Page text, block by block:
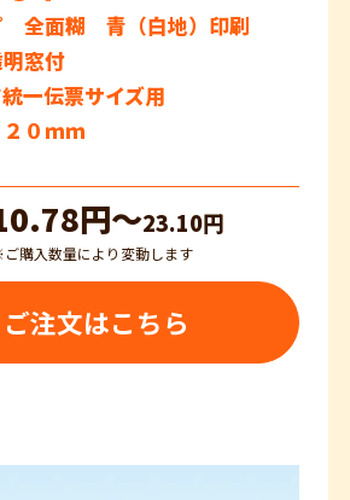
全面糊 青（白地）印刷
窓付
一伝票サイズ用
０ｍｍ
円〜23.10円
購入数量により変動します
ご注文はこちら